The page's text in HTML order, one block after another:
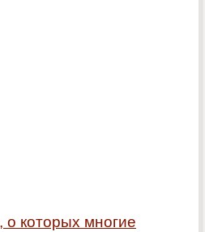
которых многие